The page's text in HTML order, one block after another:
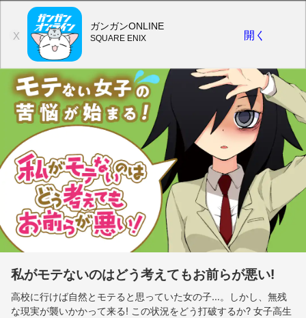
私がモテないのはどう考えてもお前らが悪い!
高校に行けば自然とモテると思っていた女の子…。しかし、無残
な現実が襲いかかって来る! この状況をどう打破するか? 女子高生
X
ガンガンONLINE
SQUARE ENIX 開く